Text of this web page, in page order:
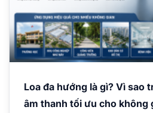
Loa đa hướng là gì? Vì sao
âm thanh tối ưu cho không